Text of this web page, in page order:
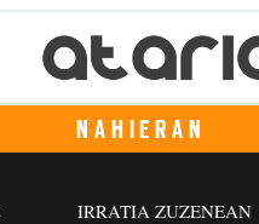
NAHIERAN
IRRATIA ZUZENEAN